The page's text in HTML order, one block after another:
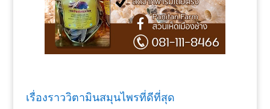
เรื่องราววิตามินสมุนไพรที่ดีที่สุด